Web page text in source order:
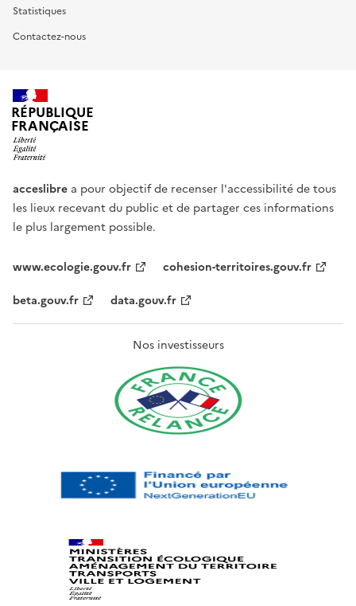
Statistiques
Contactez-nous
RÉPUBLIQUE
FRANÇAISE
acceslibre a pour objectif de recenser l'accessibilité de tous
les lieux recevant du public et de partager ces informations
le plus largement possible.
www.ecologie.gouv.fr
cohesion-territoires.gouv.fr
beta.gouv.fr
data.gouv.fr
Nos investisseurs